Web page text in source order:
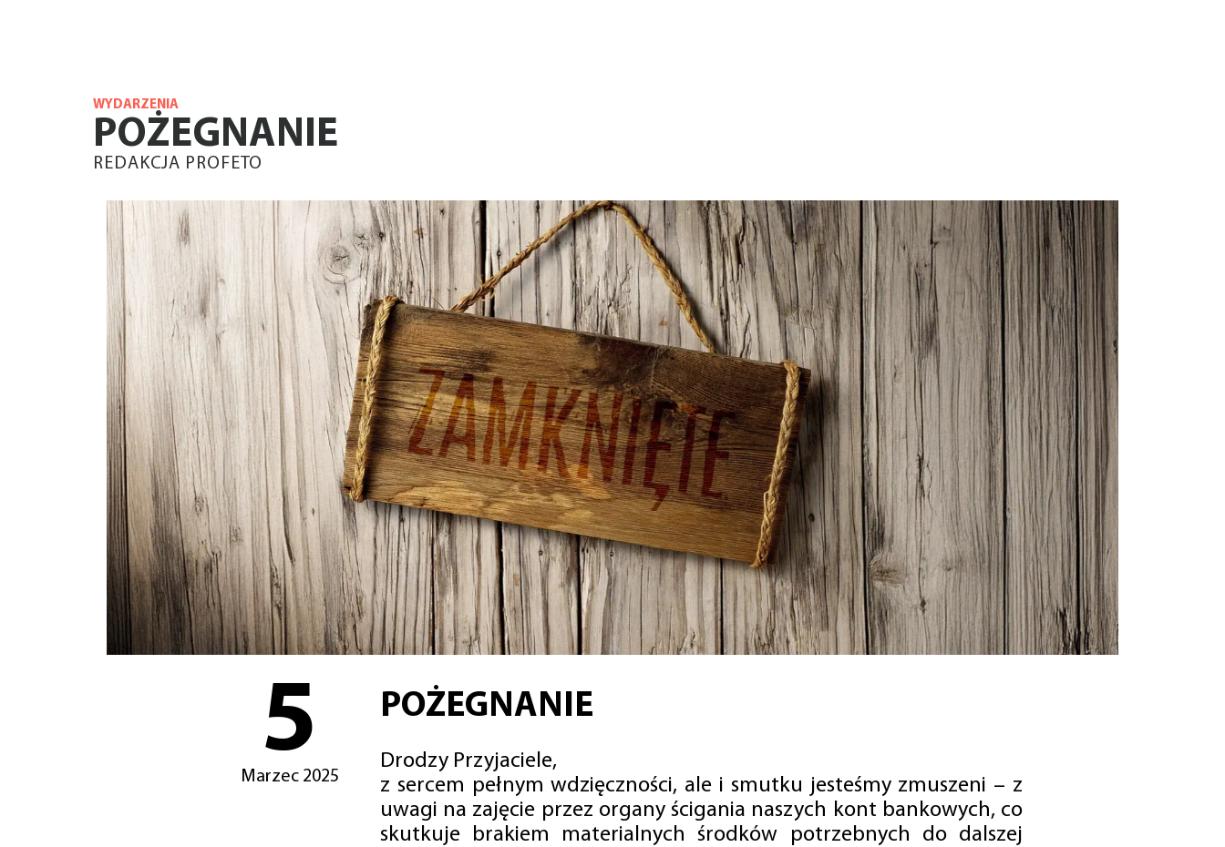
WYDARZENIA
POŻEGNANIE
REDAKCJA PROFETO
5
Marzec 2025
POŻEGNANIE
Drodzy Przyjaciele,
z sercem pełnym wdzięczności, ale i smutku jesteśmy zmuszeni – z
uwagi na zajęcie przez organy ścigania naszych kont bankowych, co
skutkuje brakiem materialnych środków potrzebnych do dalszej